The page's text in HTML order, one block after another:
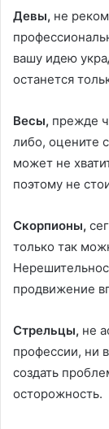
Девы, не
вашу идею
останется
Весы, прежде
либо, оцените
может не
поэтому не
Скорпионы,
только так
продвижение
Стрельцы, не
профессии, ни
создать
осторожность.